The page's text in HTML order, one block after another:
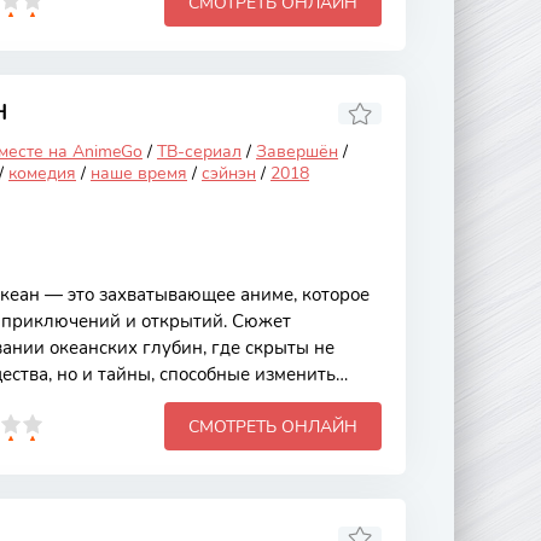
сюжетом, но и глубокими темами,
земле и семье.
на AnimeGo / ТВ-сериал / Завершён /
/ комедия / наше время / сэйнэн / 2018
— это захватывающее аниме, которое
и открытий. Сюжет
океанских глубин, где скрыты не
но и тайны, способные изменить
аспекты аниме
проработанных персонажах и
который заставляет задуматься о
водам. Каждый из них имеет
СМОТРЕТЬ ОНЛАЙН